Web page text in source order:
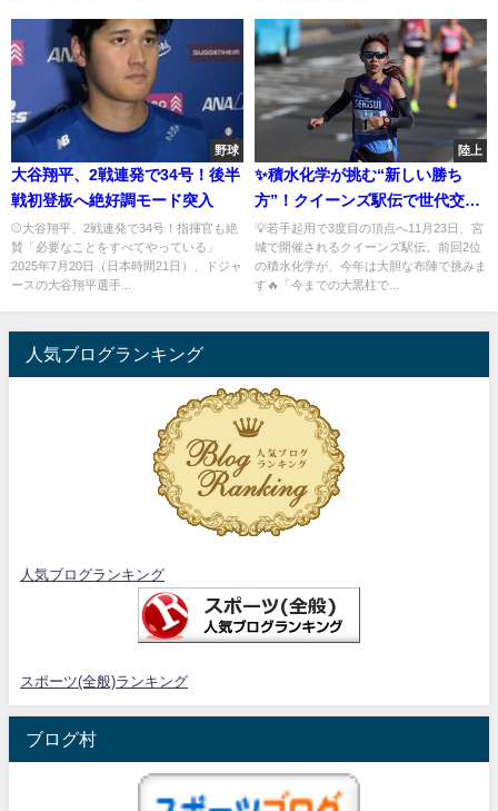
野球
大谷翔平、2戦連発で34号！後半
戦初登板へ絶好調モード突入
⚾️大谷翔平、2戦連発で34号！指揮官も絶
賛「必要なことをすべてやっている」
2025年7月20日（日本時間21日）、ドジャ
ースの大谷翔平選手...
陸上
✨積水化学が挑む“新しい勝ち
方”！クイーンズ駅伝で世代交代
の勝負
💡若手起用で3度目の頂点へ11月23日、宮
城で開催されるクイーンズ駅伝。前回2位
の積水化学が、今年は大胆な布陣で挑みま
す🔥「今までの大黒柱で...
人気ブログランキング
人気ブログランキング
スポーツ(全般)ランキング
ブログ村